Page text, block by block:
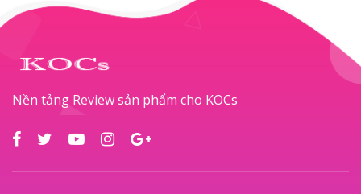
Nền tảng Review sản phẩm cho KOCs